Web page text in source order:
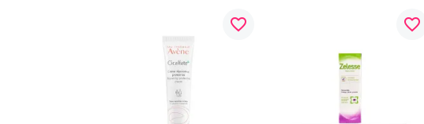
favorite_border favorite_border